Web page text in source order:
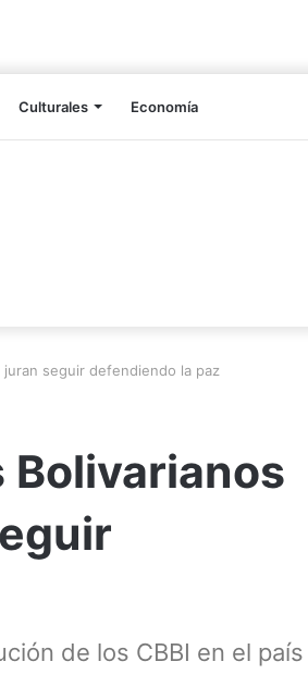
Culturales Economía
juran seguir defendiendo la paz
Bolivarianos
de los CBBI en el país